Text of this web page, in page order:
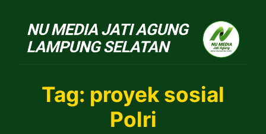
NU
Tag: proyek sosial
Polri